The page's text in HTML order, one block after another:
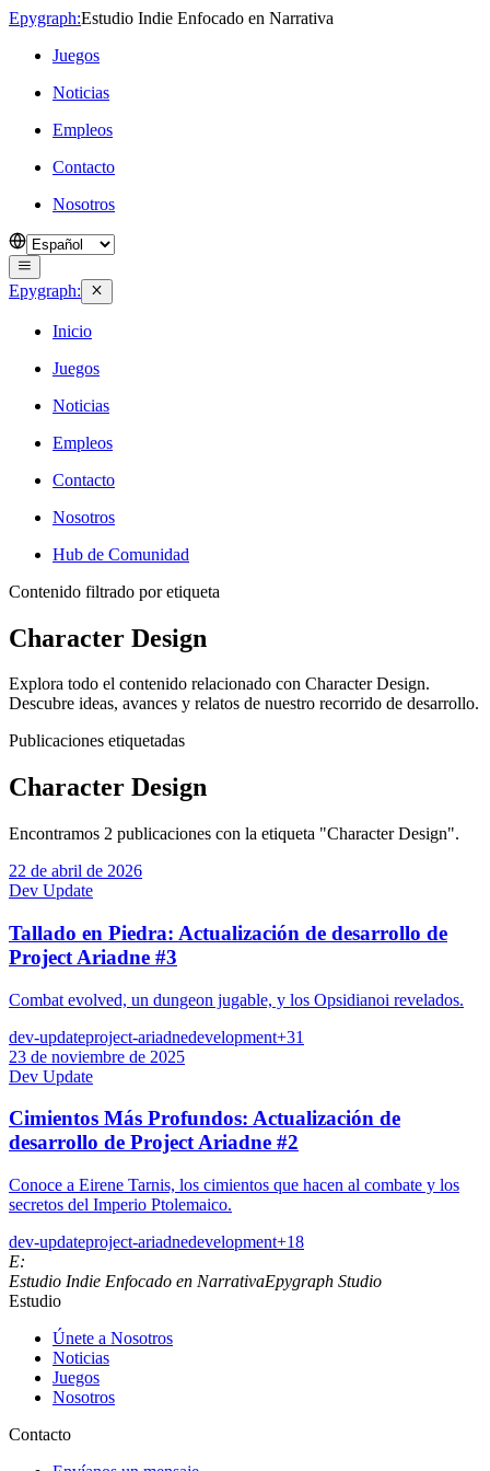
Epygraph:Estudio Indie Enfocado en Narrativa
Juegos
Noticias
Empleos
Contacto
Nosotros
Epygraph:
Inicio
Juegos
Noticias
Empleos
Contacto
Nosotros
Hub de Comunidad
Contenido filtrado por etiqueta
Character Design
Explora todo el contenido relacionado con Character Design.
Descubre ideas, avances y relatos de nuestro recorrido de desarrollo.
Publicaciones etiquetadas
Character Design
Encontramos 2 publicaciones con la etiqueta "Character Design".
22 de abril de 2026
Dev Update
Tallado en Piedra: Actualización de desarrollo de
Project Ariadne #3
Combat evolved, un dungeon jugable, y los Opsidianoi revelados.
dev-updateproject-ariadnedevelopment+31
23 de noviembre de 2025
Dev Update
Cimientos Más Profundos: Actualización de
desarrollo de Project Ariadne #2
Conoce a Eirene Tarnis, los cimientos que hacen al combate y los
secretos del Imperio Ptolemaico.
dev-updateproject-ariadnedevelopment+18
E:
Estudio Indie Enfocado en NarrativaEpygraph Studio
Estudio
Únete a Nosotros
Noticias
Juegos
Nosotros
Contacto